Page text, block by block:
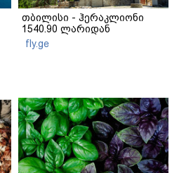
თბილისი - ჰერაკლიონი
1540.90 ლარიდან
fly.ge